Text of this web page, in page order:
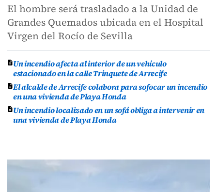
El hombre será trasladado a la Unidad de
Grandes Quemados ubicada en el Hospital
Virgen del Rocío de Sevilla
Un incendio afecta al interior de un vehículo
estacionado en la calle Trinquete de Arrecife
El alcalde de Arrecife colabora para sofocar un incendio
en una vivienda de Playa Honda
Un incendio localizado en un sofá obliga a intervenir en
una vivienda de Playa Honda